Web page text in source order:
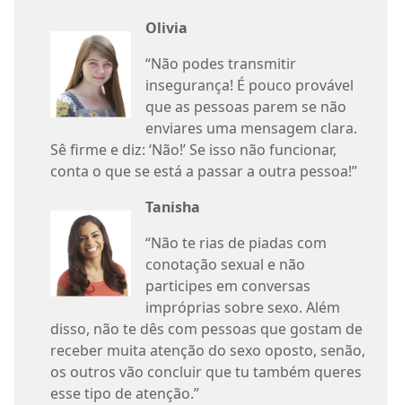
Olivia
“Não podes transmitir
insegurança! É pouco provável
que as pessoas parem se não
enviares uma mensagem clara.
Sê firme e diz: ‘Não!’ Se isso não funcionar,
conta o que se está a passar a outra pessoa!”
Tanisha
“Não te rias de piadas com
conotação sexual e não
participes em conversas
impróprias sobre sexo. Além
disso, não te dês com pessoas que gostam de
receber muita atenção do sexo oposto, senão,
os outros vão concluir que tu também queres
esse tipo de atenção.”